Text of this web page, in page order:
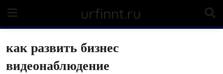
content
urfinnt.ru
как развить бизнес
видеонаблюдение